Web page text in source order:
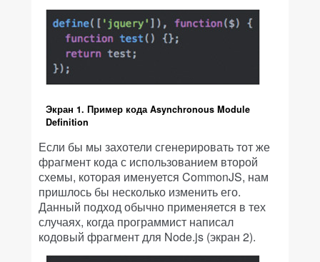
Экран 1. Пример кода Asynchronous Module
Definition
Если бы мы захотели сгенерировать тот же
фрагмент кода с использованием второй
схемы, которая именуется CommonJS, нам
пришлось бы несколько изменить его.
Данный подход обычно применяется в тех
случаях, когда программист написал
кодовый фрагмент для Node.js (экран 2).